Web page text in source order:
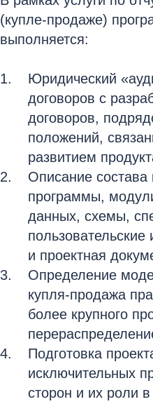
(купле‑продаже)
выполняется:
Юридический
договоров с
договоров,
положений,
развитием
Описание состава
программы,
данных, схемы,
пользовательские
и проектная
Определение
купля‑продажа
более крупного
Подготовка
исключительных
сторон и их роли